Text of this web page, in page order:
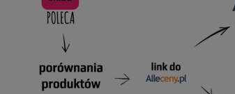
KONTAKT